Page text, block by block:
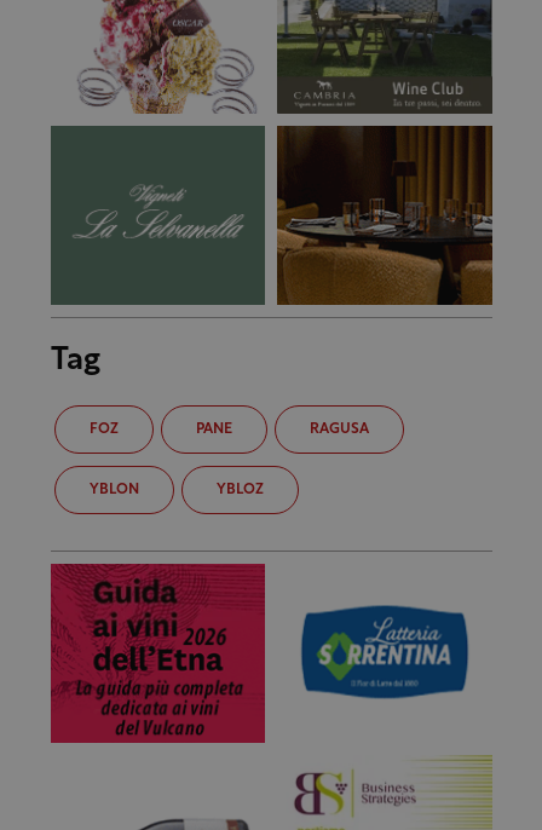
Tag
FOZ PANE RAGUSA
YBLON YBLOZ